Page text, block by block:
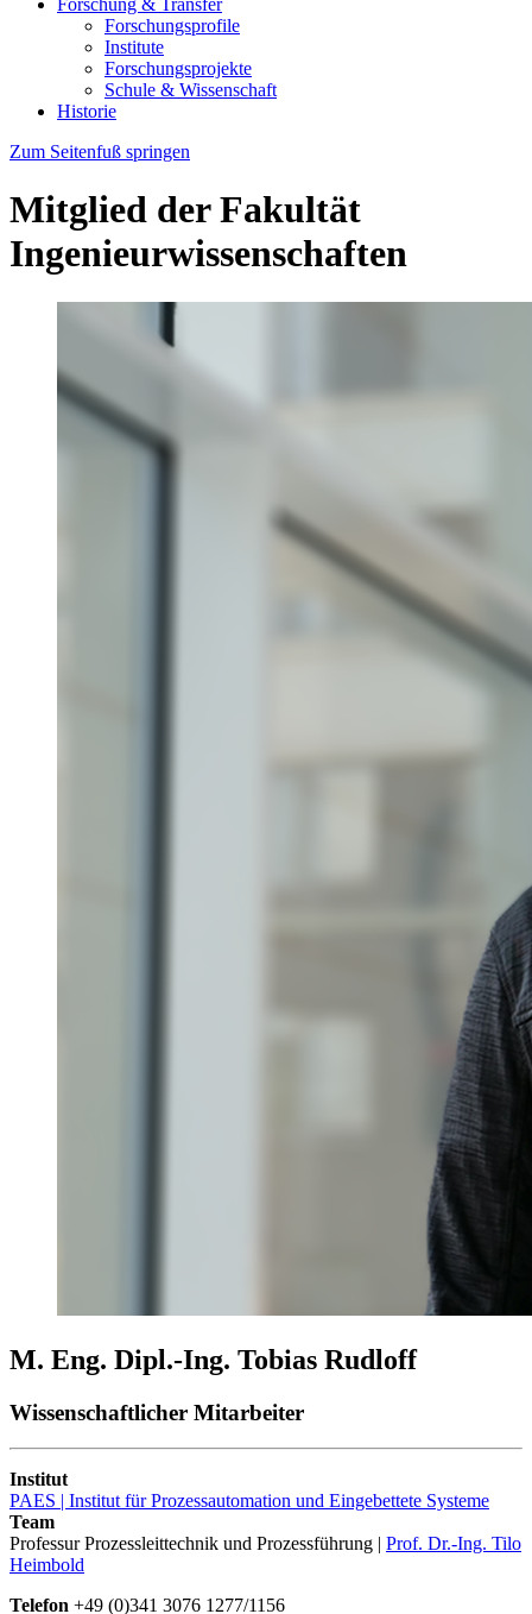
Forschung & Transfer
Forschungsprofile
Institute
Forschungsprojekte
Schule & Wissenschaft
Historie
Zum Seitenfuß springen
Mitglied der Fakultät
Ingenieurwissenschaften
M. Eng. Dipl.-Ing. Tobias Rudloff
Wissenschaftlicher Mitarbeiter
Institut
PAES | Institut für Prozessautomation und Eingebettete Systeme
Team
Professur Prozessleittechnik und Prozessführung | Prof. Dr.-Ing. Tilo
Heimbold
Telefon +49 (0)341 3076 1277/1156